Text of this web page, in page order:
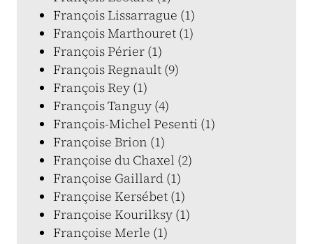
François Lissarrague (1)
François Marthouret (1)
François Périer (1)
François Regnault (9)
François Rey (1)
François Tanguy (4)
François-Michel Pesenti (1)
Françoise Brion (1)
Françoise du Chaxel (2)
Françoise Gaillard (1)
Françoise Kersébet (1)
Françoise Kourilksy (1)
Françoise Merle (1)